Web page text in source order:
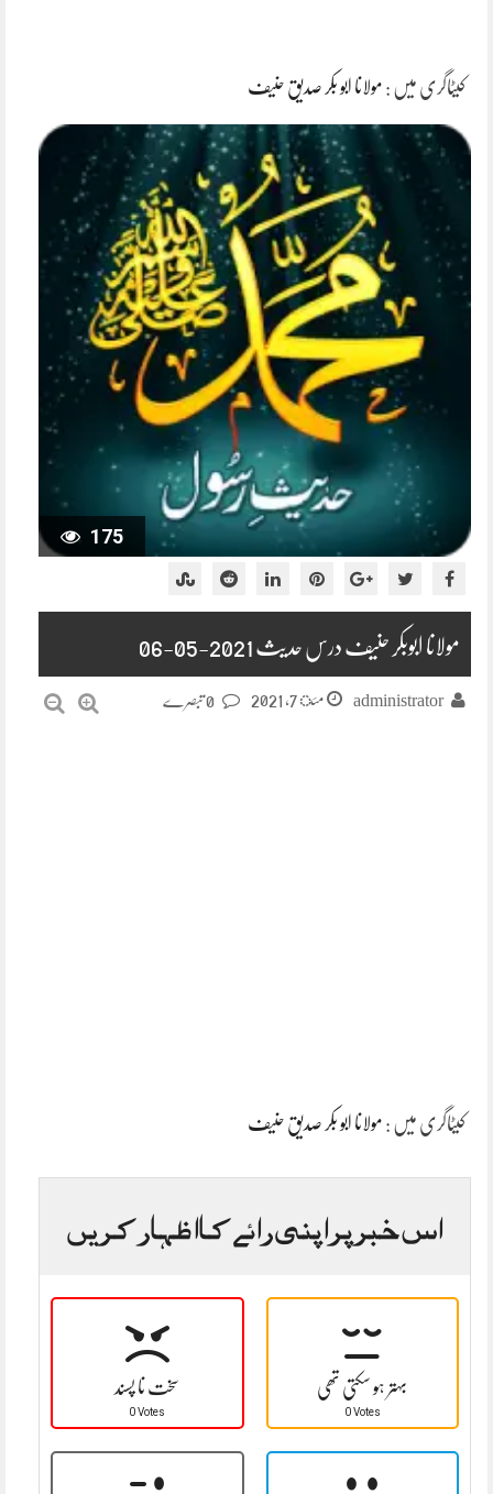
کیٹاگری میں : مولانا ابو بکر صدیق حنیف
175
مولانا ابوبکر حنیف درس حدیث 2021-05-06
administrator مئ 7, 2021
کیٹاگری میں : مولانا ابو بکر صدیق حنیف
اس خبر پر اپنی رائے کا اظہار کریں
سخت نا پسند
0 Votes
بہتر ہو سکتی تھی
0 Votes